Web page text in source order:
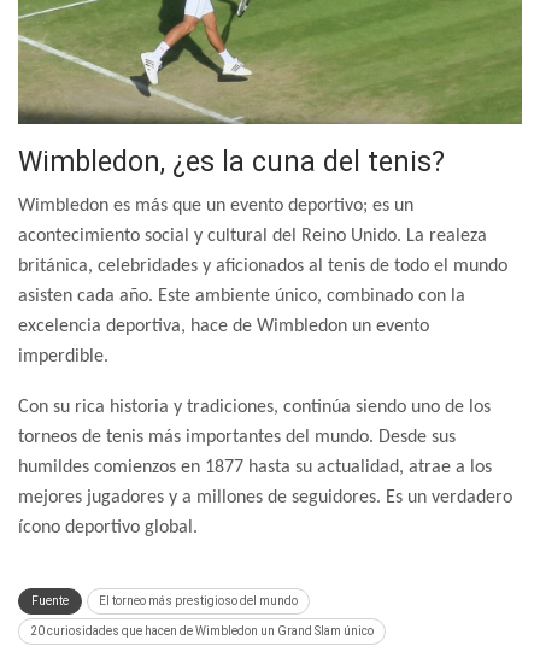
Wimbledon, ¿es la cuna del tenis?
Wimbledon es más que un evento deportivo; es un
acontecimiento social y cultural del Reino Unido. La realeza
británica, celebridades y aficionados al tenis de todo el mundo
asisten cada año. Este ambiente único, combinado con la
excelencia deportiva, hace de Wimbledon un evento
imperdible.
Con su rica historia y tradiciones, continúa siendo uno de los
torneos de tenis más importantes del mundo. Desde sus
humildes comienzos en 1877 hasta su actualidad, atrae a los
mejores jugadores y a millones de seguidores. Es un verdadero
ícono deportivo global.
Fuente El torneo más prestigioso del mundo
20 curiosidades que hacen de Wimbledon un Grand Slam único